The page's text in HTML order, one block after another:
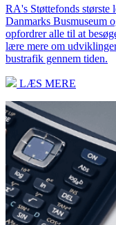
RA's Støttefonds største
Danmarks Busmuseum
opfordrer alle til at
lære mere om
bustrafik gennem tiden.
LÆS MERE